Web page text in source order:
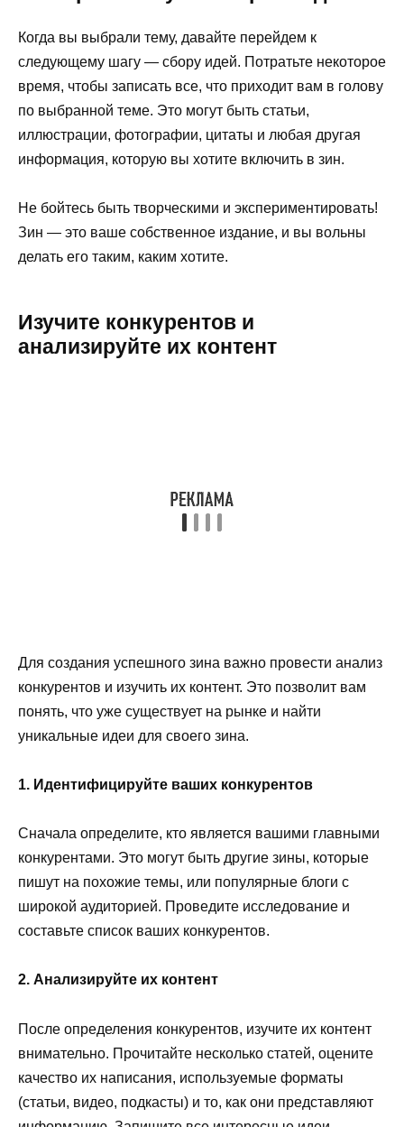
Когда вы выбрали тему, давайте перейдем к
следующему шагу — сбору идей. Потратьте некоторое
время, чтобы записать все, что приходит вам в голову
по выбранной теме. Это могут быть статьи,
иллюстрации, фотографии, цитаты и любая другая
информация, которую вы хотите включить в зин.
Не бойтесь быть творческими и экспериментировать!
Зин — это ваше собственное издание, и вы вольны
делать его таким, каким хотите.
Изучите конкурентов и
анализируйте их контент
Для создания успешного зина важно провести анализ
конкурентов и изучить их контент. Это позволит вам
понять, что уже существует на рынке и найти
уникальные идеи для своего зина.
1. Идентифицируйте ваших конкурентов
Сначала определите, кто является вашими главными
конкурентами. Это могут быть другие зины, которые
пишут на похожие темы, или популярные блоги с
широкой аудиторией. Проведите исследование и
составьте список ваших конкурентов.
2. Анализируйте их контент
После определения конкурентов, изучите их контент
внимательно. Прочитайте несколько статей, оцените
качество их написания, используемые форматы
(статьи, видео, подкасты) и то, как они представляют